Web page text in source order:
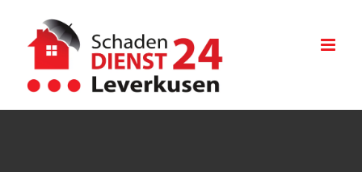
Inhalt
springen